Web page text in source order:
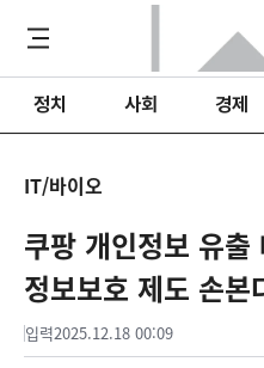
정치 사회 경제
IT/바이오
쿠팡 개인정보 유
정보보호 제도 손본
입력2025.12.18 00:09